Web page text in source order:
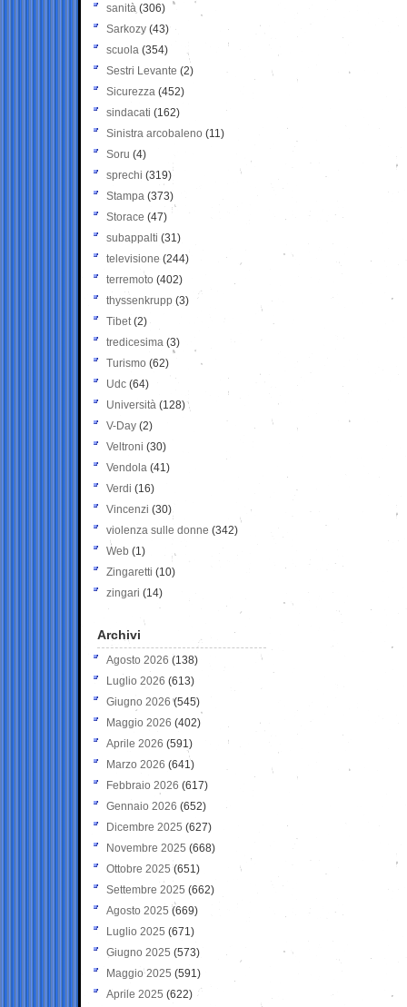
sanità (306)
Sarkozy (43)
scuola (354)
Sestri Levante (2)
Sicurezza (452)
sindacati (162)
Sinistra arcobaleno (11)
Soru (4)
sprechi (319)
Stampa (373)
Storace (47)
subappalti (31)
televisione(244)
terremoto (402)
thyssenkrupp (3)
Tibet(2)
tredicesima (3)
Turismo (62)
Udc (64)
Università (128)
V-Day (2)
Veltroni (30)
Vendola (41)
Verdi (16)
Vincenzi (30)
violenza sulle donne (342)
Web (1)
Zingaretti (10)
zingari (14)
Archivi
Agosto 2026 (138)
Luglio 2026 (613)
Giugno 2026 (545)
Maggio 2026 (402)
Aprile 2026 (591)
Marzo 2026 (641)
Febbraio 2026 (617)
Gennaio 2026 (652)
Dicembre 2025 (627)
Novembre 2025 (668)
Ottobre 2025 (651)
Settembre 2025 (662)
Agosto 2025 (669)
Luglio 2025 (671)
Giugno 2025 (573)
Maggio 2025 (591)
Aprile 2025 (622)